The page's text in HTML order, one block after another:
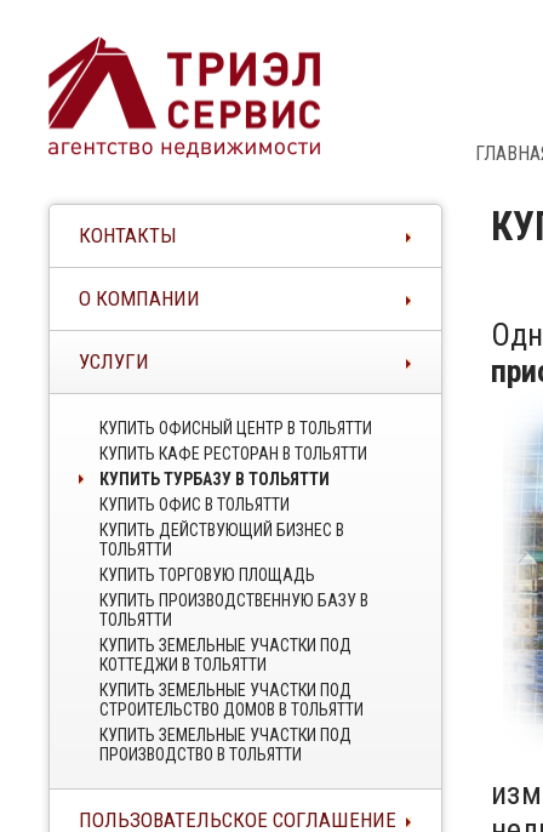
КОНТАКТЫ
О КОМПАНИИ
УСЛУГИ
КУПИТЬ ОФИСНЫЙ ЦЕНТР В ТОЛЬЯТТИ
КУПИТЬ КАФЕ РЕСТОРАН В ТОЛЬЯТТИ
КУПИТЬ ТУРБАЗУ В ТОЛЬЯТТИ
КУПИТЬ ОФИС В ТОЛЬЯТТИ
КУПИТЬ ДЕЙСТВУЮЩИЙ БИЗНЕС В
ТОЛЬЯТТИ
КУПИТЬ ТОРГОВУЮ ПЛОЩАДЬ
КУПИТЬ ПРОИЗВОДСТВЕННУЮ БАЗУ В
ТОЛЬЯТТИ
КУПИТЬ ЗЕМЕЛЬНЫЕ УЧАСТКИ ПОД
КОТТЕДЖИ В ТОЛЬЯТТИ
КУПИТЬ ЗЕМЕЛЬНЫЕ УЧАСТКИ ПОД
СТРОИТЕЛЬСТВО ДОМОВ В ТОЛЬЯТТИ
КУПИТЬ ЗЕМЕЛЬНЫЕ УЧАСТКИ ПОД
ПРОИЗВОДСТВО В ТОЛЬЯТТИ
ПОЛЬЗОВАТЕЛЬСКОЕ СОГЛАШЕНИЕ